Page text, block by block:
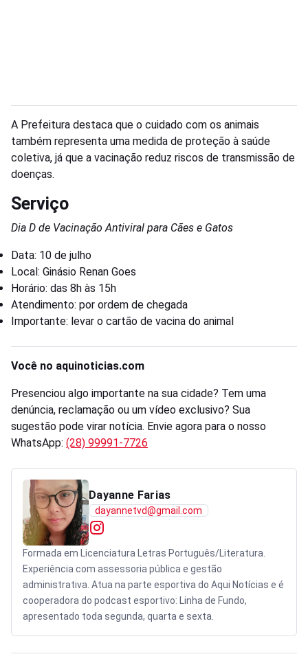
A Prefeitura destaca que o cuidado com os animais
também representa uma medida de proteção à saúde
coletiva, já que a vacinação reduz riscos de transmissão de
doenças.
Serviço
Dia D de Vacinação Antiviral para Cães e Gatos
Data: 10 de julho
Local: Ginásio Renan Goes
Horário: das 8h às 15h
Atendimento: por ordem de chegada
Importante: levar o cartão de vacina do animal
Você no aquinoticias.com
Presenciou algo importante na sua cidade? Tem uma
denúncia, reclamação ou um vídeo exclusivo? Sua
sugestão pode virar notícia. Envie agora para o nosso
WhatsApp: (28) 99991-7726
Dayanne Farias
dayannetvd@gmail.com
Formada em Licenciatura Letras Português/Literatura.
Experiência com assessoria pública e gestão
administrativa. Atua na parte esportiva do Aqui Notícias e é
cooperadora do podcast esportivo: Linha de Fundo,
apresentado toda segunda, quarta e sexta.